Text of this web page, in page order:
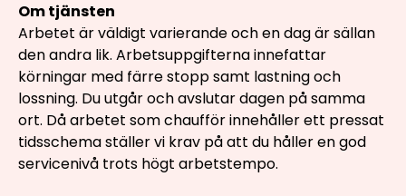
Om tjänsten
Arbetet är väldigt varierande och en dag är sällan
den andra lik. Arbetsuppgifterna innefattar
körningar med färre stopp samt lastning och
lossning. Du utgår och avslutar dagen på samma
ort. Då arbetet som chaufför innehåller ett pressat
tidsschema ställer vi krav på att du håller en god
servicenivå trots högt arbetstempo.